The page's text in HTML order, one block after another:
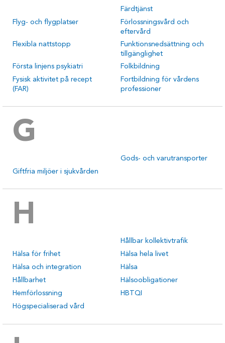
Färdtjänst
Flyg- och flygplatser
Förlossningsvård och
eftervård
Flexibla nattstopp
Funktionsnedsättning och
tillgänglighet
Första linjens psykiatri
Folkbildning
Fysisk aktivitet på recept
(FAR)
Fortbildning för vårdens
professioner
G
Gods- och varutransporter
Giftfria miljöer i sjukvården
H
Hållbar kollektivtrafik
Hälsa för frihet
Hälsa hela livet
Hälsa och integration
Hälsa
Hållbarhet
Hälsoobligationer
Hemförlossning
HBTQI
Högspecialiserad vård